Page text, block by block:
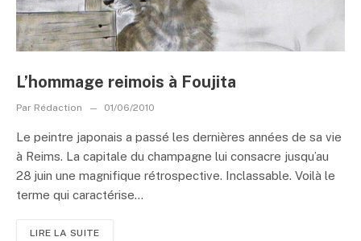
L’hommage reimois à Foujita
Par Rédaction 01/06/2010
Le peintre japonais a passé les dernières années de sa vie
à Reims. La capitale du champagne lui consacre jusqu’au
28 juin une magnifique rétrospective. Inclassable. Voilà le
terme qui caractérise...
LIRE LA SUITE